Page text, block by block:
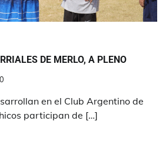
DE MERLO, A PLENO
0
en el Club Argentino de
participan de […]